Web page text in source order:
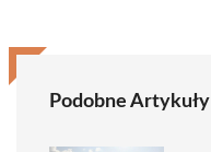
Podobne Artykuły